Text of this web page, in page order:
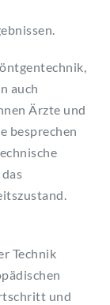
auch
Ärzte und
besprechen
Technik
und